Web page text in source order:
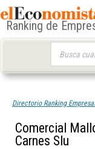
Ranking de
Directorio Ranking
Comercial
Carnes Slu